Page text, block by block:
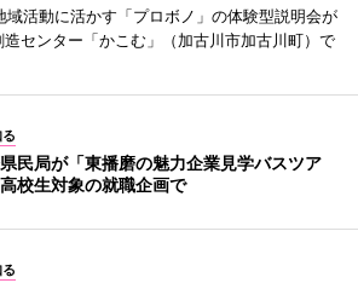
域活動に活かす「プロボノ」の体験型説明会が
センター「かこむ」（加古川市加古川町）で
民局が「東播磨の魅力企業見学バスツア
校生対象の就職企画で